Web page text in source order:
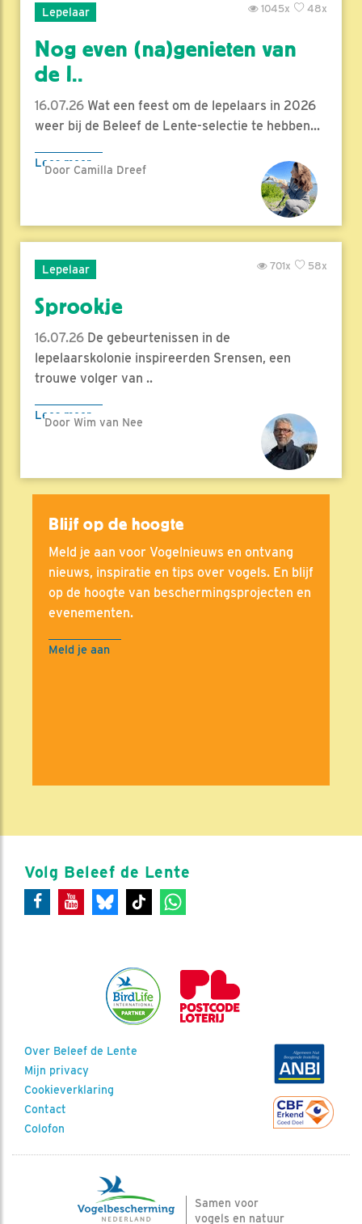
Lepelaar 48x
1045x
Nog even (na)genieten van
de l..
16.07.26 Wat een feest om de lepelaars in 2026
weer bij de Beleef de Lente-selectie te hebben...
Lees meer
Door Camilla Dreef
Lepelaar 58x
701x
Sprookje
16.07.26 De gebeurtenissen in de
lepelaarskolonie inspireerden Srensen, een
trouwe volger van ..
Lees meer
Door Wim van Nee
Blijf op de hoogte
Meld je aan voor Vogelnieuws en ontvang
nieuws, inspiratie en tips over vogels. En blijf
op de hoogte van beschermingsprojecten en
evenementen.
Meld je aan
Volg Beleef de Lente
Over Beleef de Lente
Mijn privacy
Cookieverklaring
Contact
Colofon
Samen voor
vogels en natuur